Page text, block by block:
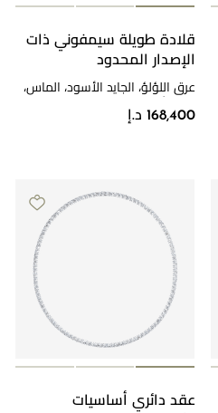
قلادة طويلة سيمفوني ذات
الإصدار المحدود
عرق اللؤلؤ، الجايد الأسود، الماس،
168,400 د.إ
عقد دائري أساسيات
مراجعة طلبك